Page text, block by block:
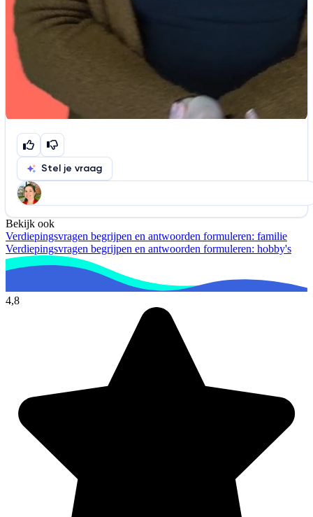
Stel je vraag
Help ons de video te verbeteren
De audio is slecht
De uitleg is onduidelijk
Informatie is onjuist
De docent is te langdradig
De uitleg gaat te langzaam
Iets anders
Bekijk ook
Verdiepingsvragen begrijpen en antwoorden formuleren: familie
Verdiepingsvragen begrijpen en antwoorden formuleren: hobby's
4,8